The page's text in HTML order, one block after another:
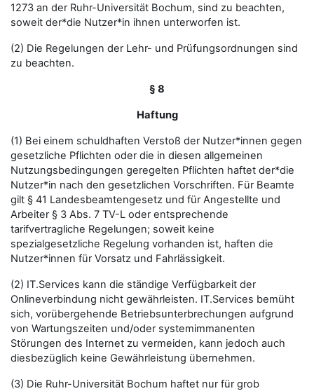
1273 an der Ruhr-Universität Bochum, sind zu beachten,
soweit der*die Nutzer*in ihnen unterworfen ist.
(2) Die Regelungen der Lehr- und Prüfungsordnungen sind
zu beachten.
§ 8
Haftung
(1) Bei einem schuldhaften Verstoß der Nutzer*innen gegen
gesetzliche Pflichten oder die in diesen allgemeinen
Nutzungsbedingungen geregelten Pflichten haftet der*die
Nutzer*in nach den gesetzlichen Vorschriften. Für Beamte
gilt § 41 Landesbeamtengesetz und für Angestellte und
Arbeiter § 3 Abs. 7 TV-L oder entsprechende
tarifvertragliche Regelungen; soweit keine
spezialgesetzliche Regelung vorhanden ist, haften die
Nutzer*innen für Vorsatz und Fahrlässigkeit.
(2) IT.Services kann die ständige Verfügbarkeit der
Onlineverbindung nicht gewährleisten. IT.Services bemüht
sich, vorübergehende Betriebsunterbrechungen aufgrund
von Wartungszeiten und/oder systemimmanenten
Störungen des Internet zu vermeiden, kann jedoch auch
diesbezüglich keine Gewährleistung übernehmen.
(3) Die Ruhr-Universität Bochum haftet nur für grob